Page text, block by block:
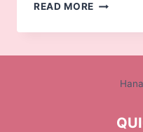
READ MORE